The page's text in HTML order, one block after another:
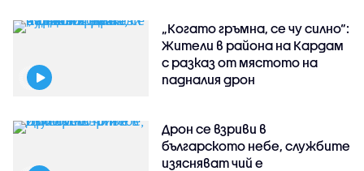
„Когато гръмна, се чу силно“:
Жители в района на Кардам
с разказ от мястото на
падналия дрон
Дрон се взриви в
българското небе, службите
изясняват чий е